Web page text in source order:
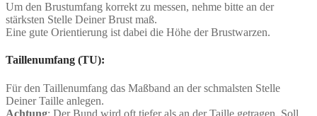
Um den Brustumfang korrekt zu messen, nehme bitte an der
stärksten Stelle Deiner Brust maß.
Eine gute Orientierung ist dabei die Höhe der Brustwarzen.
Taillenumfang (TU):
Für den Taillenumfang das Maßband an der schmalsten Stelle
Deiner Taille anlegen.
Achtung: Der Bund wird oft tiefer als an der Taille getragen. Soll